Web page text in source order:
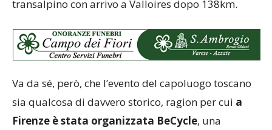
transalpino con arrivo a Valloires dopo 138km.
Va da sé, però, che l’evento del capoluogo toscano
sia qualcosa di davvero storico, ragion per cui a
Firenze è stata organizzata BeCycle, una